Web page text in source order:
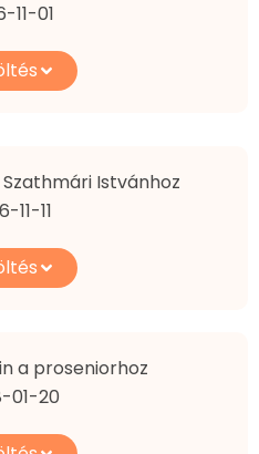
11-01
Szathmári Istvánhoz
11-11
a proseniorhoz
01-20